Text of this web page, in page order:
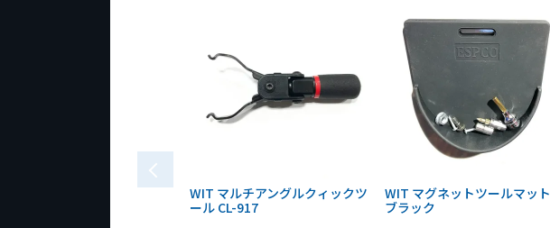
WIT マルチアングルクィックツ
ール CL-917
WIT マグネットツールマット
ブラック